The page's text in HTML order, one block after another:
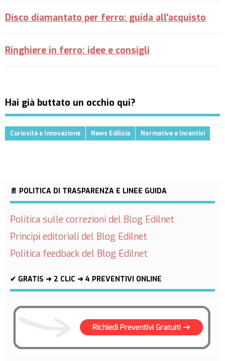
Disco diamantato per ferro: guida all'acquisto
Ringhiere in ferro: idee e consigli
Hai già buttato un occhio qui?
Curiosità e Innovazione News Edilizia Normative e Incentivi
📄 POLITICA DI TRASPARENZA E LINEE GUIDA
Politica sulle correzioni del Blog Edilnet
Principi editoriali del Blog Edilnet
Politica feedback del Blog Edilnet
✔ GRATIS ➜ 2 CLIC ➜ 4 PREVENTIVI ONLINE